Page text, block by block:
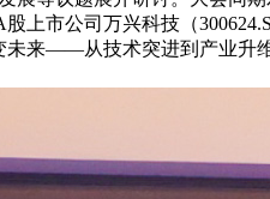
上市公司万兴科技（
未来——从技术突进到产业升